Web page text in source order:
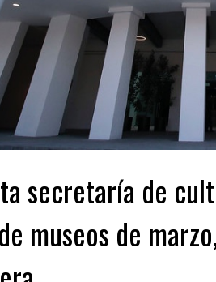
secretaría de
museos de